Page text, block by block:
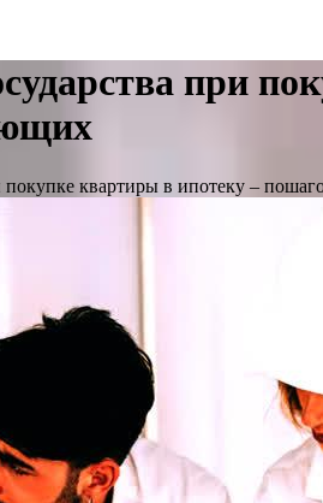
при
покупке квартиры в ипотеку –